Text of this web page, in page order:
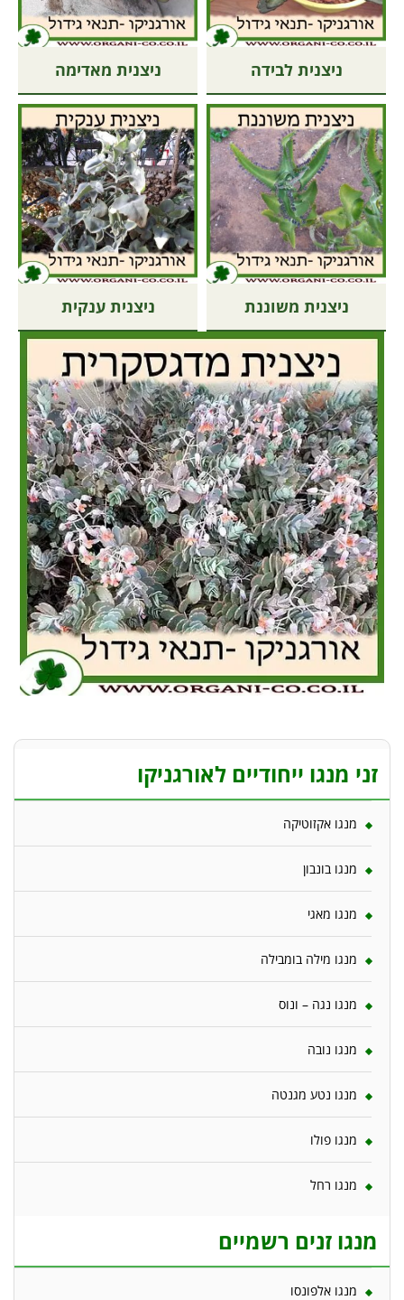
ניצנית לבידה ניצנית מאדימה
ניצנית משוננת ניצנית ענקית
זני מנגו ייחודיים לאורגניקו
מנגו אקזוטיקה
מנגו בונבון
מנגו מאגי
מנגו מילה בומבילה
מנגו נגה – ונוס
מנגו נובה
מנגו נטע מגנטה
מנגו פולו
מנגו רחל
מנגו זנים רשמיים
מנגו אלפונסו